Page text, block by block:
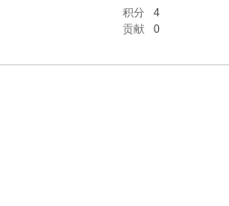
积分
4
贡献 0